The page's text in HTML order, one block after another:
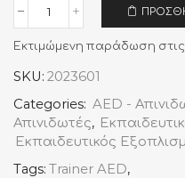
Εκπαιδευτικός
XFT-
UNIVERSAL
TRAINER
AED
UNIT
ποσότητα
Εκτιμώμενη παράδωση στις
SKU: 2023601
Categories: AED -
Απινιδωτές,
Εκπαιδευτικός
Tags: Trainer AED,